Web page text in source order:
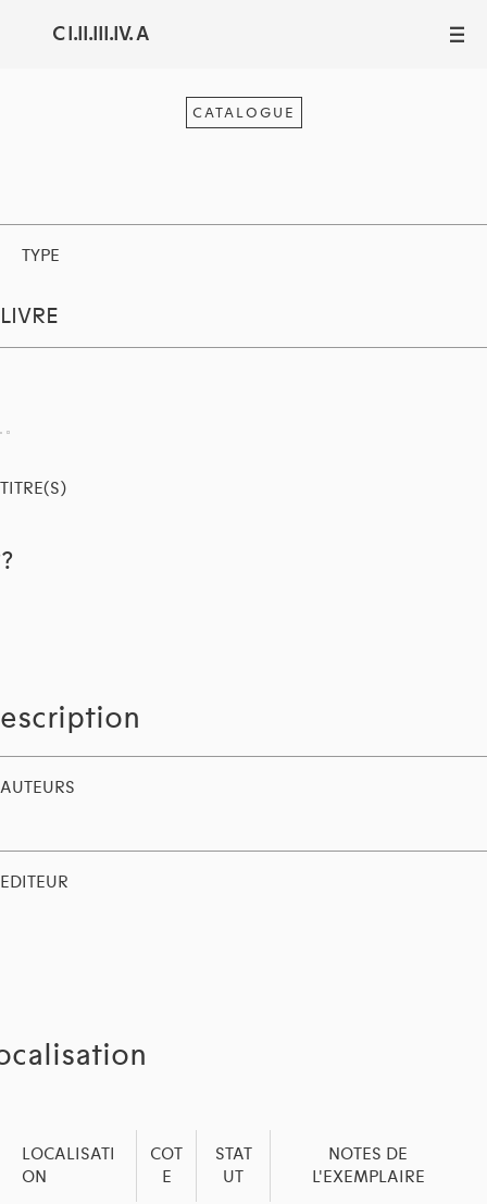
C I.II.III.IV. A III
CATALOGUE
TYPE
LIVRE
TITRE(S)
AUTEURS
EDITEUR
LOCALISATI
ON
COT
E
STAT
UT
NOTES DE
L'EXEMPLAIRE